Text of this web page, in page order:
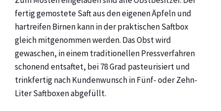
fertig gemostete Saft aus den eigenen Äpfeln und
hartreifen Birnen kann in der praktischen Saftbox
gleich mitgenommen werden. Das Obst wird
gewaschen, in einem traditionellen Pressverfahren
schonend entsaftet, bei 78 Grad pasteurisiert und
trinkfertig nach Kundenwunsch in Fünf- oder Zehn-
Liter Saftboxen abgefüllt.